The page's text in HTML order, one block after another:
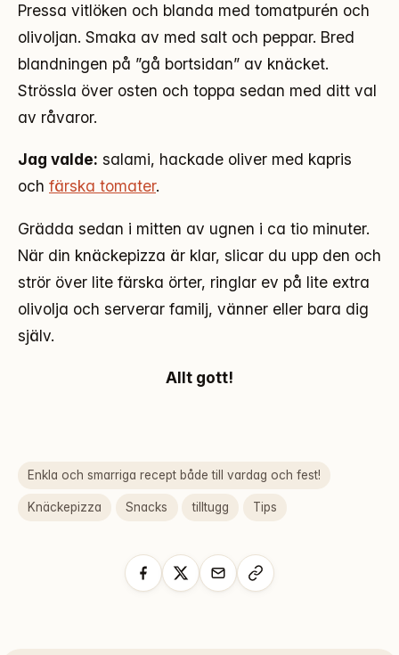
Pressa vitlöken och blanda med tomatpurén och
olivoljan. Smaka av med salt och peppar. Bred
blandningen på ”gå bortsidan” av knäcket.
Strössla över osten och toppa sedan med ditt val
av råvaror.
Jag valde: salami, hackade oliver med kapris
och färska tomater.
Grädda sedan i mitten av ugnen i ca tio minuter.
När din knäckepizza är klar, slicar du upp den och
strör över lite färska örter, ringlar ev på lite extra
olivolja och serverar familj, vänner eller bara dig
själv.
Allt gott!
Enkla och smarriga recept både till vardag och fest!
Knäckepizza Snacks tilltugg Tips